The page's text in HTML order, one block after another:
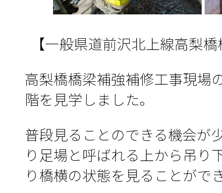
【一般県道前沢北上線高梨
高梨橋橋梁補強補修工事現場
階を見学しました。
普段見ることのできる機会が
り足場と呼ばれる上から吊り
り橋横の状態を見ることがで